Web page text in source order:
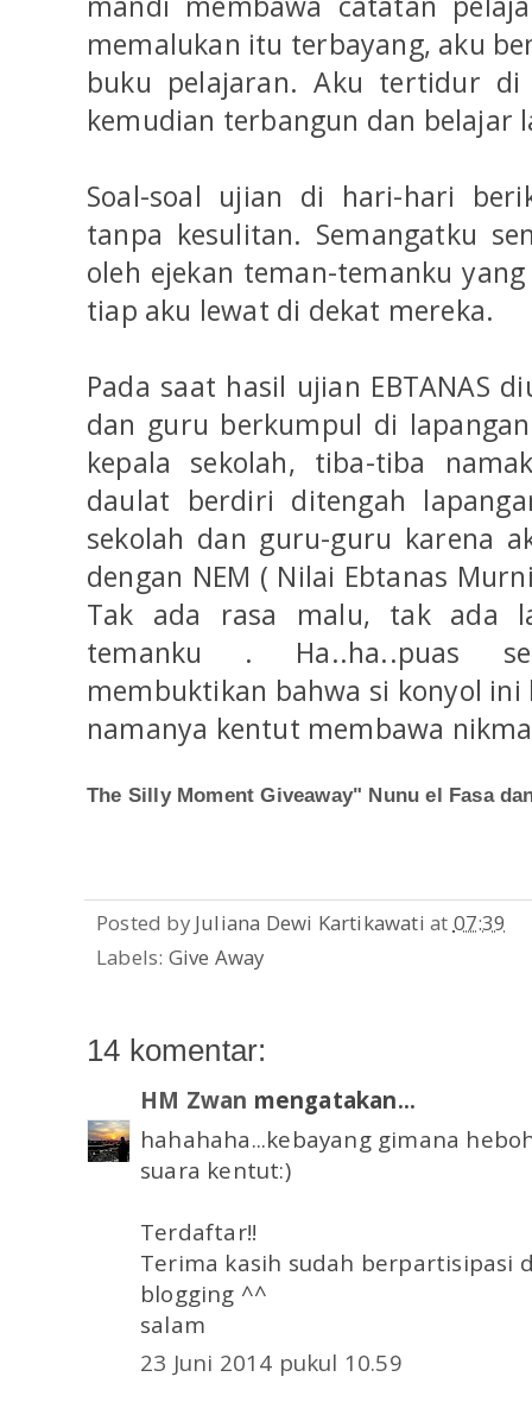
memalukan itu terbayang, aku
buku pelajaran. Aku tertidur
kemudian terbangun dan belajar
Soal-soal ujian di hari-hari
tanpa kesulitan. Semangatku
oleh ejekan teman-temanku
tiap aku lewat di dekat mereka.
Pada saat hasil ujian EBTANAS
dan guru berkumpul di
kepala sekolah, tiba-tiba
daulat berdiri ditengah
sekolah dan guru-guru karena
dengan NEM ( Nilai Ebtanas
Tak ada rasa malu, tak ada
temanku . Ha..ha..puas
membuktikan bahwa si konyol
namanya kentut membawa
The Silly Moment Giveaway" Nunu el Fasa
Posted by Juliana Dewi Kartikawati at 07:39
Labels: Give Away
14 komentar:
HM Zwan mengatakan...
hahahaha...kebayang gimana
suara kentut:)
Terdaftar!!
Terima kasih sudah berpartisipasi
blogging ^^
salam
23 Juni 2014 pukul 10.59